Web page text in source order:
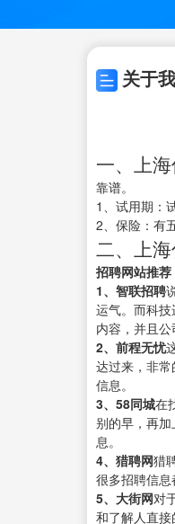
关于
一、上
靠谱。
1、试用期：
2、保险：有
二、上
招聘网站推荐
1、智联招聘
运气。而科
内容，并且公
2、前程无忧
达过来，非
信息。
3、58同城在
别的早，再
息。
4、猎聘网猎
很多招聘信
5、大街网对
和了解人直